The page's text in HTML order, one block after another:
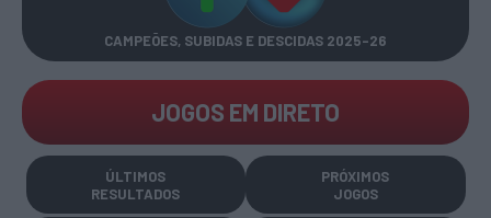
CAMPEÕES, SUBIDAS E DESCIDAS 2025-26
JOGOS EM DIRETO
ÚLTIMOS
RESULTADOS
PRÓXIMOS
JOGOS